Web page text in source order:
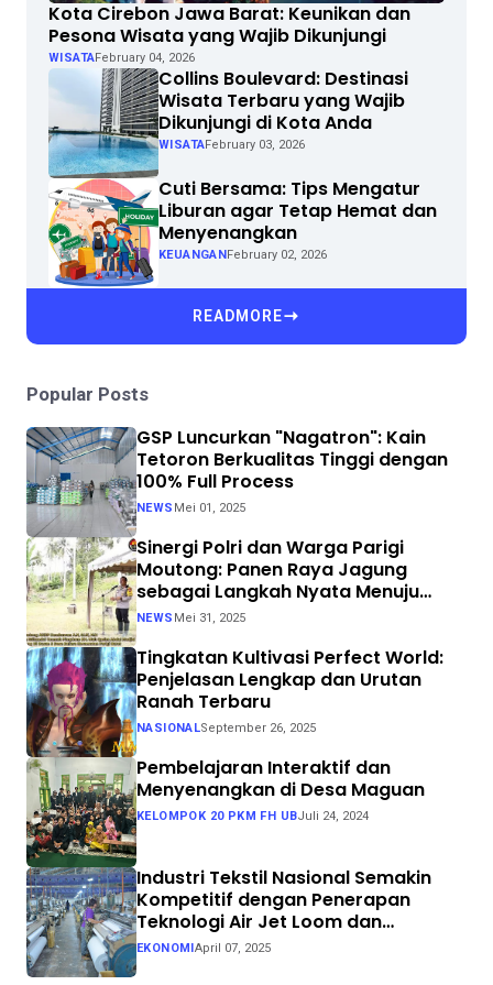
Kota Cirebon Jawa Barat: Keunikan dan
Pesona Wisata yang Wajib Dikunjungi
WISATAFebruary 04, 2026
Collins Boulevard: Destinasi
Wisata Terbaru yang Wajib
Dikunjungi di Kota Anda
WISATAFebruary 03, 2026
Cuti Bersama: Tips Mengatur
Liburan agar Tetap Hemat dan
Menyenangkan
KEUANGAN February 02, 2026
READMORE
Popular Posts
GSP Luncurkan "Nagatron": Kain
Tetoron Berkualitas Tinggi dengan
100% Full Process
NEWS Mei 01, 2025
Sinergi Polri dan Warga Parigi
Moutong: Panen Raya Jagung
sebagai Langkah Nyata Menuju
Swasembada Pangan
NEWS Mei 31, 2025
Tingkatan Kultivasi Perfect World:
Penjelasan Lengkap dan Urutan
Ranah Terbaru
NASIONALSeptember 26, 2025
Pembelajaran Interaktif dan
Menyenangkan di Desa Maguan
KELOMPOK 20 PKM FH UBJuli 24, 2024
Industri Tekstil Nasional Semakin
Kompetitif dengan Penerapan
Teknologi Air Jet Loom dan
Continuous Dyeing di CV. Garuda
Solo Perkasa
EKONOMI April 07, 2025